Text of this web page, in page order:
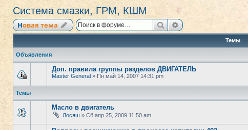
Система смазки, ГРМ, КШМ
Новая тема ПоискРасширенный поиск
Темы
Объявления
Доп. правила группы разделов ДВИГАТЕЛЬ
Master General » Пн май 14, 2007 14:31 pm
Темы
Масло в двигатель
Лосяш » Сб апр 25, 2009 11:50 am